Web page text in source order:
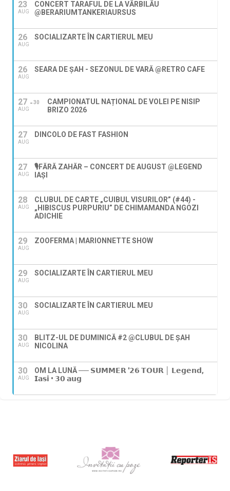
23
AUG
CONCERT TARAFUL DE LA VĂRBILĂU
@BERARIUMTANKERIAURSUS
26
AUG
SOCIALIZARTE ÎN CARTIERUL MEU
26
AUG
SEARA DE ȘAH - SEZONUL DE VARĂ @RETRO CAFE
27
AUG
30
CAMPIONATUL NAȚIONAL DE VOLEI PE NISIP
BRIZO 2026
27
AUG
DINCOLO DE FAST FASHION
27
AUG
🎙️FĂRĂ ZAHĂR – CONCERT DE AUGUST @LEGEND
IAŞI
28
AUG
CLUBUL DE CARTE „CUIBUL VISURILOR” (#44) -
„HIBISCUS PURPURIU” DE CHIMAMANDA NGOZI
ADICHIE
29
AUG
ZOOFERMA | MARIONNETTE SHOW
29
AUG
SOCIALIZARTE ÎN CARTIERUL MEU
30
AUG
SOCIALIZARTE ÎN CARTIERUL MEU
30
AUG
BLITZ-UL DE DUMINICĂ #2 @CLUBUL DE ȘAH
NICOLINA
30
AUG
OM LA LUNĂ ── 𝗦𝗨𝗠𝗠𝗘𝗥 '𝟮𝟲 𝗧𝗢𝗨𝗥 │ 𝗟𝗲𝗴𝗲𝗻𝗱,
𝗜𝗮𝘀𝗶 • 𝟯𝟬 𝗮𝘂𝗴